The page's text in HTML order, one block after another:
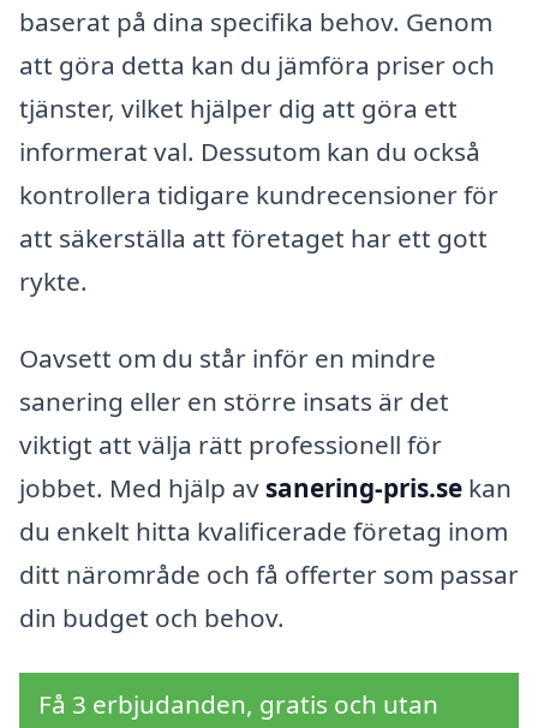
baserat på dina specifika behov. Genom
att göra detta kan du jämföra priser och
tjänster, vilket hjälper dig att göra ett
informerat val. Dessutom kan du också
kontrollera tidigare kundrecensioner för
att säkerställa att företaget har ett gott
rykte.
Oavsett om du står inför en mindre
sanering eller en större insats är det
viktigt att välja rätt professionell för
jobbet. Med hjälp av sanering-pris.se kan
du enkelt hitta kvalificerade företag inom
ditt närområde och få offerter som passar
din budget och behov.
Få 3 erbjudanden, gratis och utan